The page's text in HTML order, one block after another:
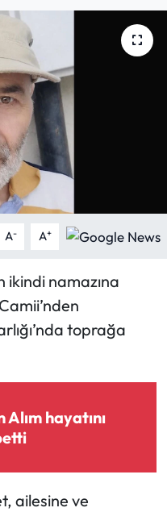
A- A+
ikindi namazına
toprağa
Alım hayatını
ailesine ve